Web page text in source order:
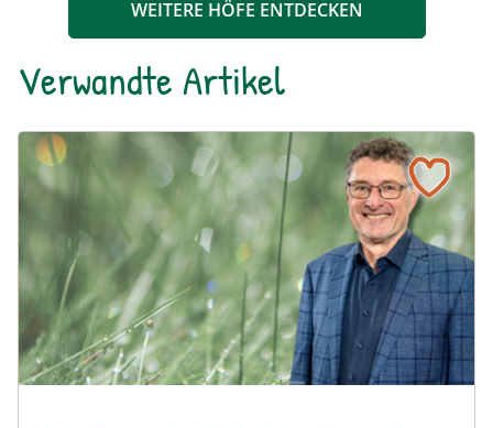
WEITERE HÖFE ENTDECKEN
Verwandte Artikel
Naturmagazin: Mit Daten für die Vielfalt: Interview mit
Mit Daten für die Vielfalt: Interview mit Michael Jungmeier